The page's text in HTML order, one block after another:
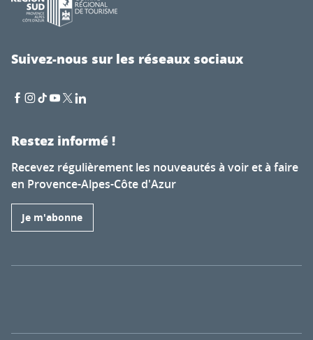
Suivez-nous sur les réseaux sociaux
Restez informé !
Recevez régulièrement les nouveautés à voir et à faire
en Provence-Alpes-Côte d'Azur
Je m'abonne